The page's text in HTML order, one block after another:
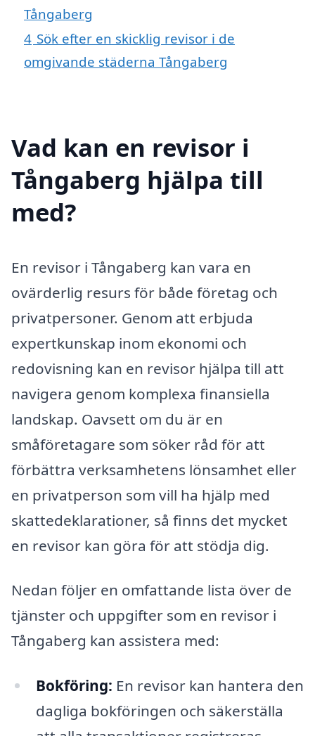
Tångaberg
4 Sök efter en skicklig revisor i de
omgivande städerna Tångaberg
Vad kan en revisor i
Tångaberg hjälpa till
med?
En revisor i Tångaberg kan vara en
ovärderlig resurs för både företag och
privatpersoner. Genom att erbjuda
expertkunskap inom ekonomi och
redovisning kan en revisor hjälpa till att
navigera genom komplexa finansiella
landskap. Oavsett om du är en
småföretagare som söker råd för att
förbättra verksamhetens lönsamhet eller
en privatperson som vill ha hjälp med
skattedeklarationer, så finns det mycket
en revisor kan göra för att stödja dig.
Nedan följer en omfattande lista över de
tjänster och uppgifter som en revisor i
Tångaberg kan assistera med:
Bokföring: En revisor kan hantera den
dagliga bokföringen och säkerställa